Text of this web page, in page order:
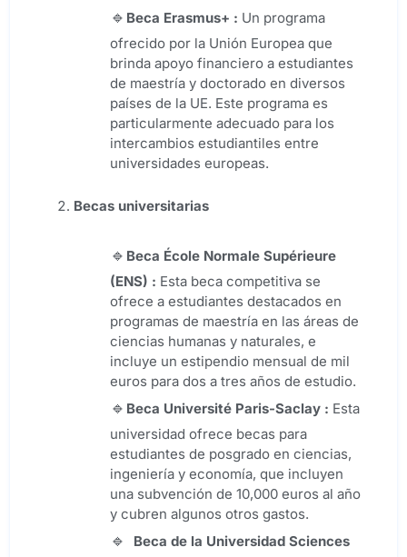
Beca Erasmus+ : Un programa
ofrecido por la Unión Europea que
brinda apoyo financiero a estudiantes
de maestría y doctorado en diversos
países de la UE. Este programa es
particularmente adecuado para los
intercambios estudiantiles entre
universidades europeas.
Becas universitarias
Beca École Normale Supérieure
(ENS) : Esta beca competitiva se
ofrece a estudiantes destacados en
programas de maestría en las áreas de
ciencias humanas y naturales, e
incluye un estipendio mensual de mil
euros para dos a tres años de estudio.
Beca Université Paris-Saclay : Esta
universidad ofrece becas para
estudiantes de posgrado en ciencias,
ingeniería y economía, que incluyen
una subvención de 10,000 euros al año
y cubren algunos otros gastos.
Beca de la Universidad Sciences